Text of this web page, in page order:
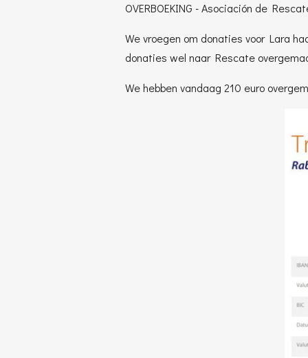
OVERBOEKING - Asociación de
We vroegen om donaties voor Lara
donaties wel naar Rescate
We hebben vandaag 210 euro